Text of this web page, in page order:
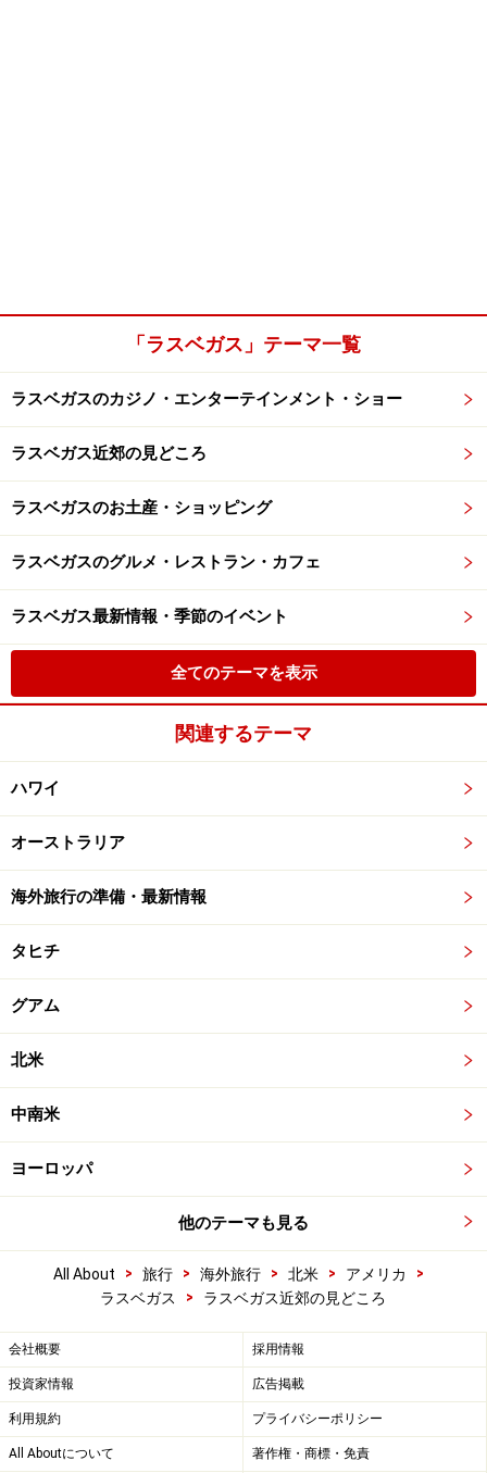
「ラスベガス」テーマ一覧
ラスベガスのカジノ・エンターテインメント・ショー
ラスベガス近郊の見どころ
ラスベガスのお土産・ショッピング
ラスベガスのグルメ・レストラン・カフェ
ラスベガス最新情報・季節のイベント
全てのテーマを表示
関連するテーマ
ハワイ
オーストラリア
海外旅行の準備・最新情報
タヒチ
グアム
北米
中南米
ヨーロッパ
他のテーマも見る
All About > 旅行 > 海外旅行 > 北米 > アメリカ
>
ラスベガス
> ラスベガス近郊の見どころ
会社概要 採用情報
投資家情報 広告掲載
利用規約 プライバシーポリシー
All Aboutについて 著作権・商標・免責